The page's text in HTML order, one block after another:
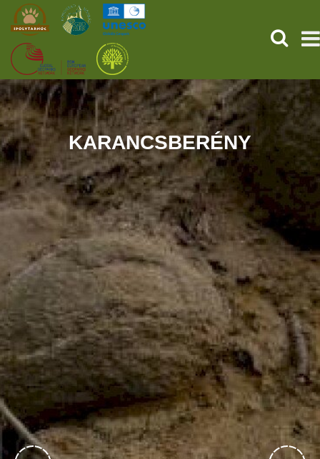
KEZDŐOLDAL
ŐSVILÁGI POMPEJI
SZOLGÁLTATÁSOK
PROGRAMOK
RÓLUNK
ONLINE JEGYVÁSÁRLÁS
KARANCSBERÉNY